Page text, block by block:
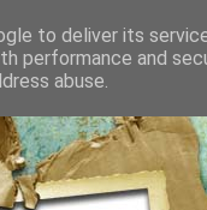
to deliver its
performance and
abuse.